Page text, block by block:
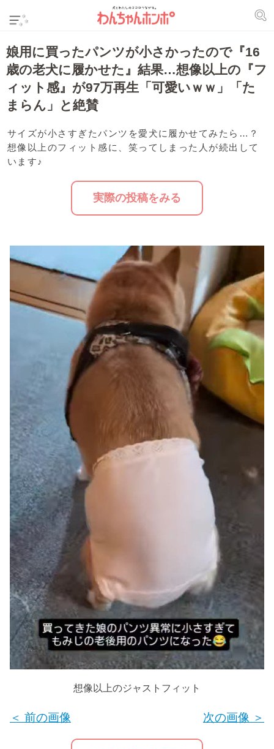
娘用に買ったパンツが小さかったので『16
歳の老犬に履かせた』結果…想像以上の『フ
ィット感』が97万再生「可愛いｗｗ」「た
まらん」と絶賛
サイズが小さすぎたパンツを愛犬に履かせてみたら…？
想像以上のフィット感に、笑ってしまった人が続出して
います♪
実際の投稿をみる
想像以上のジャストフィット
＜ 前の画像 次の画像 ＞